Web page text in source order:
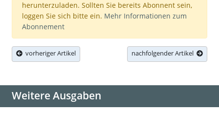
herunterzuladen. Sollten Sie bereits Abonnent sein,
loggen Sie sich bitte ein. Mehr Informationen zum
Abonnement
vorheriger Artikel nachfolgender Artikel
Weitere Ausgaben